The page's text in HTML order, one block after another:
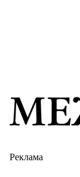
Реклама